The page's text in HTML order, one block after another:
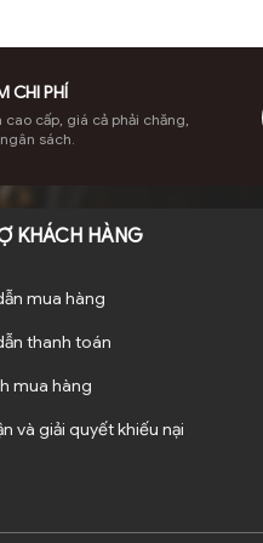
CHI PHÍ
cao cấp, giá cả phải chăng,
sách.
KHÁCH HÀNG
mua hàng
thanh toán
mua hàng
và giải quyết khiếu nại